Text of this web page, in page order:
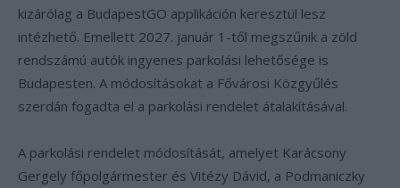
kizárólag a BudapestGO applikáción keresztül lesz
intézhető. Emellett 2027. január 1-től megszűnik a zöld
rendszámú autók ingyenes parkolási lehetősége is
Budapesten. A módosításokat a Fővárosi Közgyűlés
szerdán fogadta el a parkolási rendelet átalakításával.
A parkolási rendelet módosítását, amelyet Karácsony
Gergely főpolgármester és Vitézy Dávid, a Podmaniczky